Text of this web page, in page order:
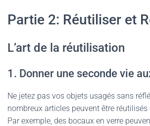
Partie 2: Réutiliser et
L’art de la réutilisation
1. Donner une seconde vie
Ne jetez pas vos objets usagés sans
nombreux articles peuvent être
Par exemple, des bocaux en verre